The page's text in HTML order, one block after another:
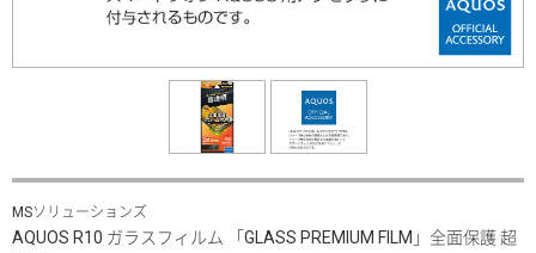
MSソリューションズ
AQUOS R10 ガラスフィルム 「GLASS PREMIUM FILM」全面保護 超